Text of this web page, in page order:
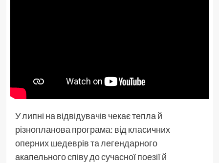
У липні на відвідувачів чекає тепла й
різнопланова програма: від класичних
оперних шедеврів та легендарного
акапельного співу до сучасної поезії й